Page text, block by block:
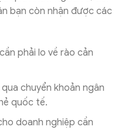
bạn còn nhận được các
phải lo về rào cản
chuyển khoản ngân
quốc tế.
doanh nghiệp cần